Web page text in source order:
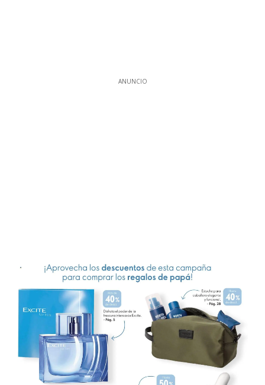
ANUNCIO